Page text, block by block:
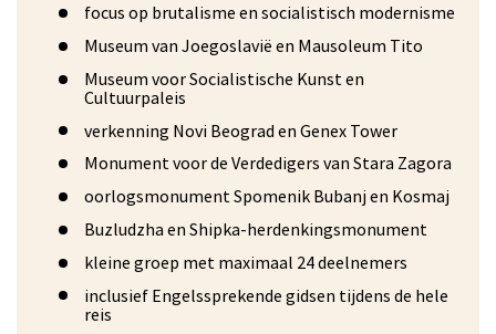
focus op brutalisme en socialistisch modernisme
Museum van Joegoslavië en Mausoleum Tito
Museum voor Socialistische Kunst en
Cultuurpaleis
verkenning Novi Beograd en Genex Tower
Monument voor de Verdedigers van Stara Zagora
oorlogsmonument Spomenik Bubanj en Kosmaj
Buzludzha en Shipka-herdenkingsmonument
kleine groep met maximaal 24 deelnemers
inclusief Engelssprekende gidsen tijdens de hele
reis